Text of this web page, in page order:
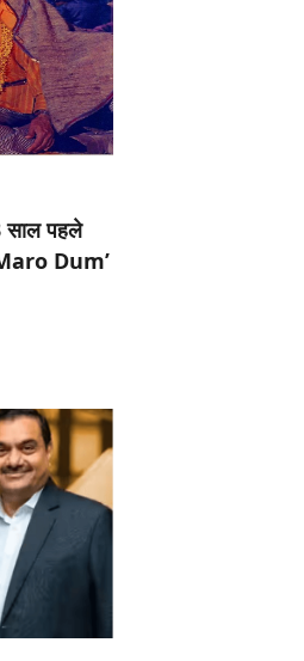
साल पहले
Dum’